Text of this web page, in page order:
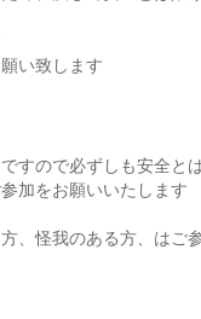
い致します
すので必ずしも安全と
加をお願いいたします
、怪我のある方、はご